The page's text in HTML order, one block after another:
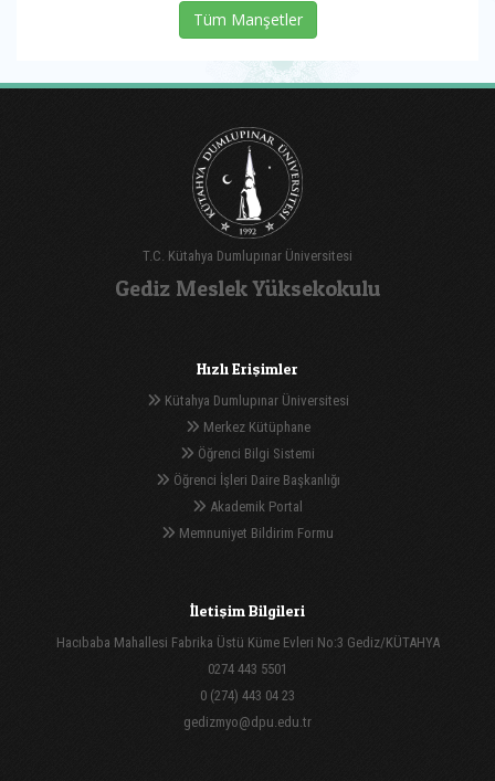
Tüm Manşetler
T.C. Kütahya Dumlupınar Üniversitesi
Gediz Meslek Yüksekokulu
Hızlı Erişimler
Kütahya Dumlupınar Üniversitesi
Merkez Kütüphane
Öğrenci Bilgi Sistemi
Öğrenci İşleri Daire Başkanlığı
Akademik Portal
Memnuniyet Bildirim Formu
İletişim Bilgileri
Hacıbaba Mahallesi Fabrika Üstü Küme Evleri No:3 Gediz/KÜTAHYA
0274 443 5501
0 (274) 443 04 23
gedizmyo@dpu.edu.tr